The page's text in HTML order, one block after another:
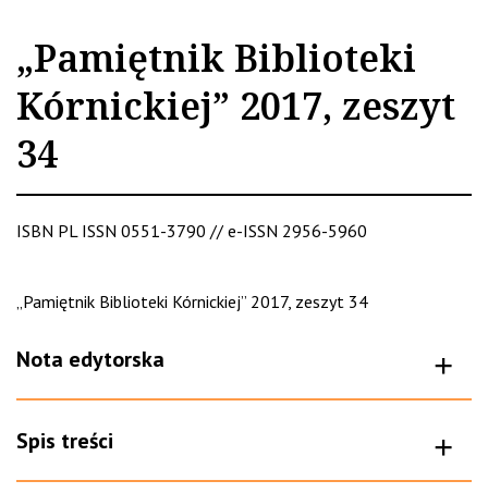
„Pamiętnik Biblioteki
Kórnickiej” 2017, zeszyt
34
ISBN PL ISSN 0551-3790 // e-ISSN 2956-5960
„Pamiętnik Biblioteki Kórnickiej” 2017, zeszyt 34
Nota edytorska
Spis treści